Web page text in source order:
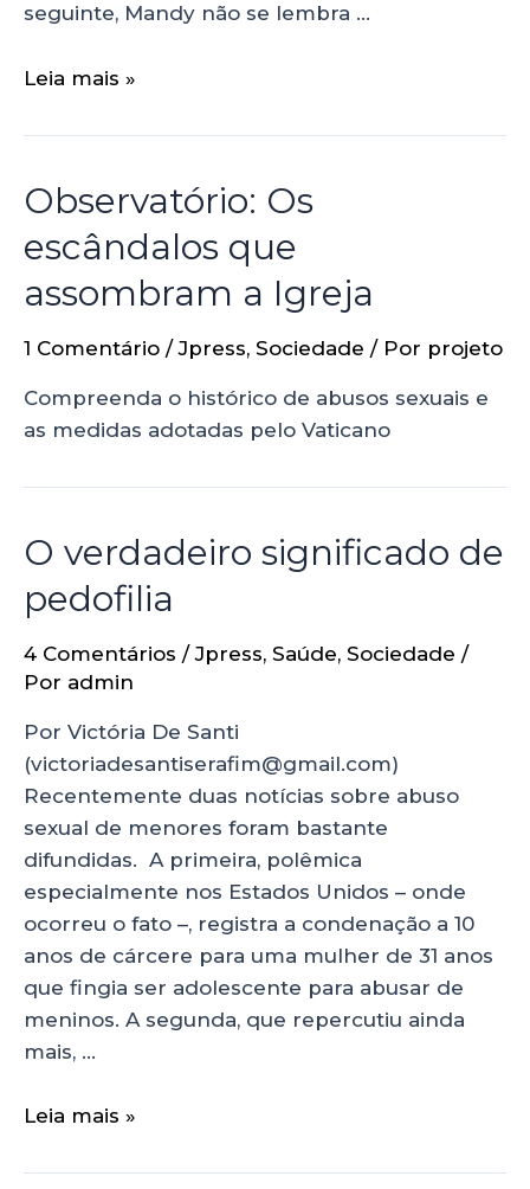
seguinte, Mandy não se lembra …
Leia mais »
Observatório: Os
escândalos que
assombram a Igreja
1 Comentário /Jpress, Sociedade / Por projeto
Compreenda o histórico de abusos sexuais e
as medidas adotadas pelo Vaticano
O verdadeiro significado de
pedofilia
4 Comentários /Jpress, Saúde, Sociedade /
Por admin
Por Victória De Santi
(victoriadesantiserafim@gmail.com)
Recentemente duas notícias sobre abuso
sexual de menores foram bastante
difundidas. A primeira, polêmica
especialmente nos Estados Unidos – onde
ocorreu o fato –, registra a condenação a 10
anos de cárcere para uma mulher de 31 anos
que fingia ser adolescente para abusar de
meninos. A segunda, que repercutiu ainda
mais, …
Leia mais »